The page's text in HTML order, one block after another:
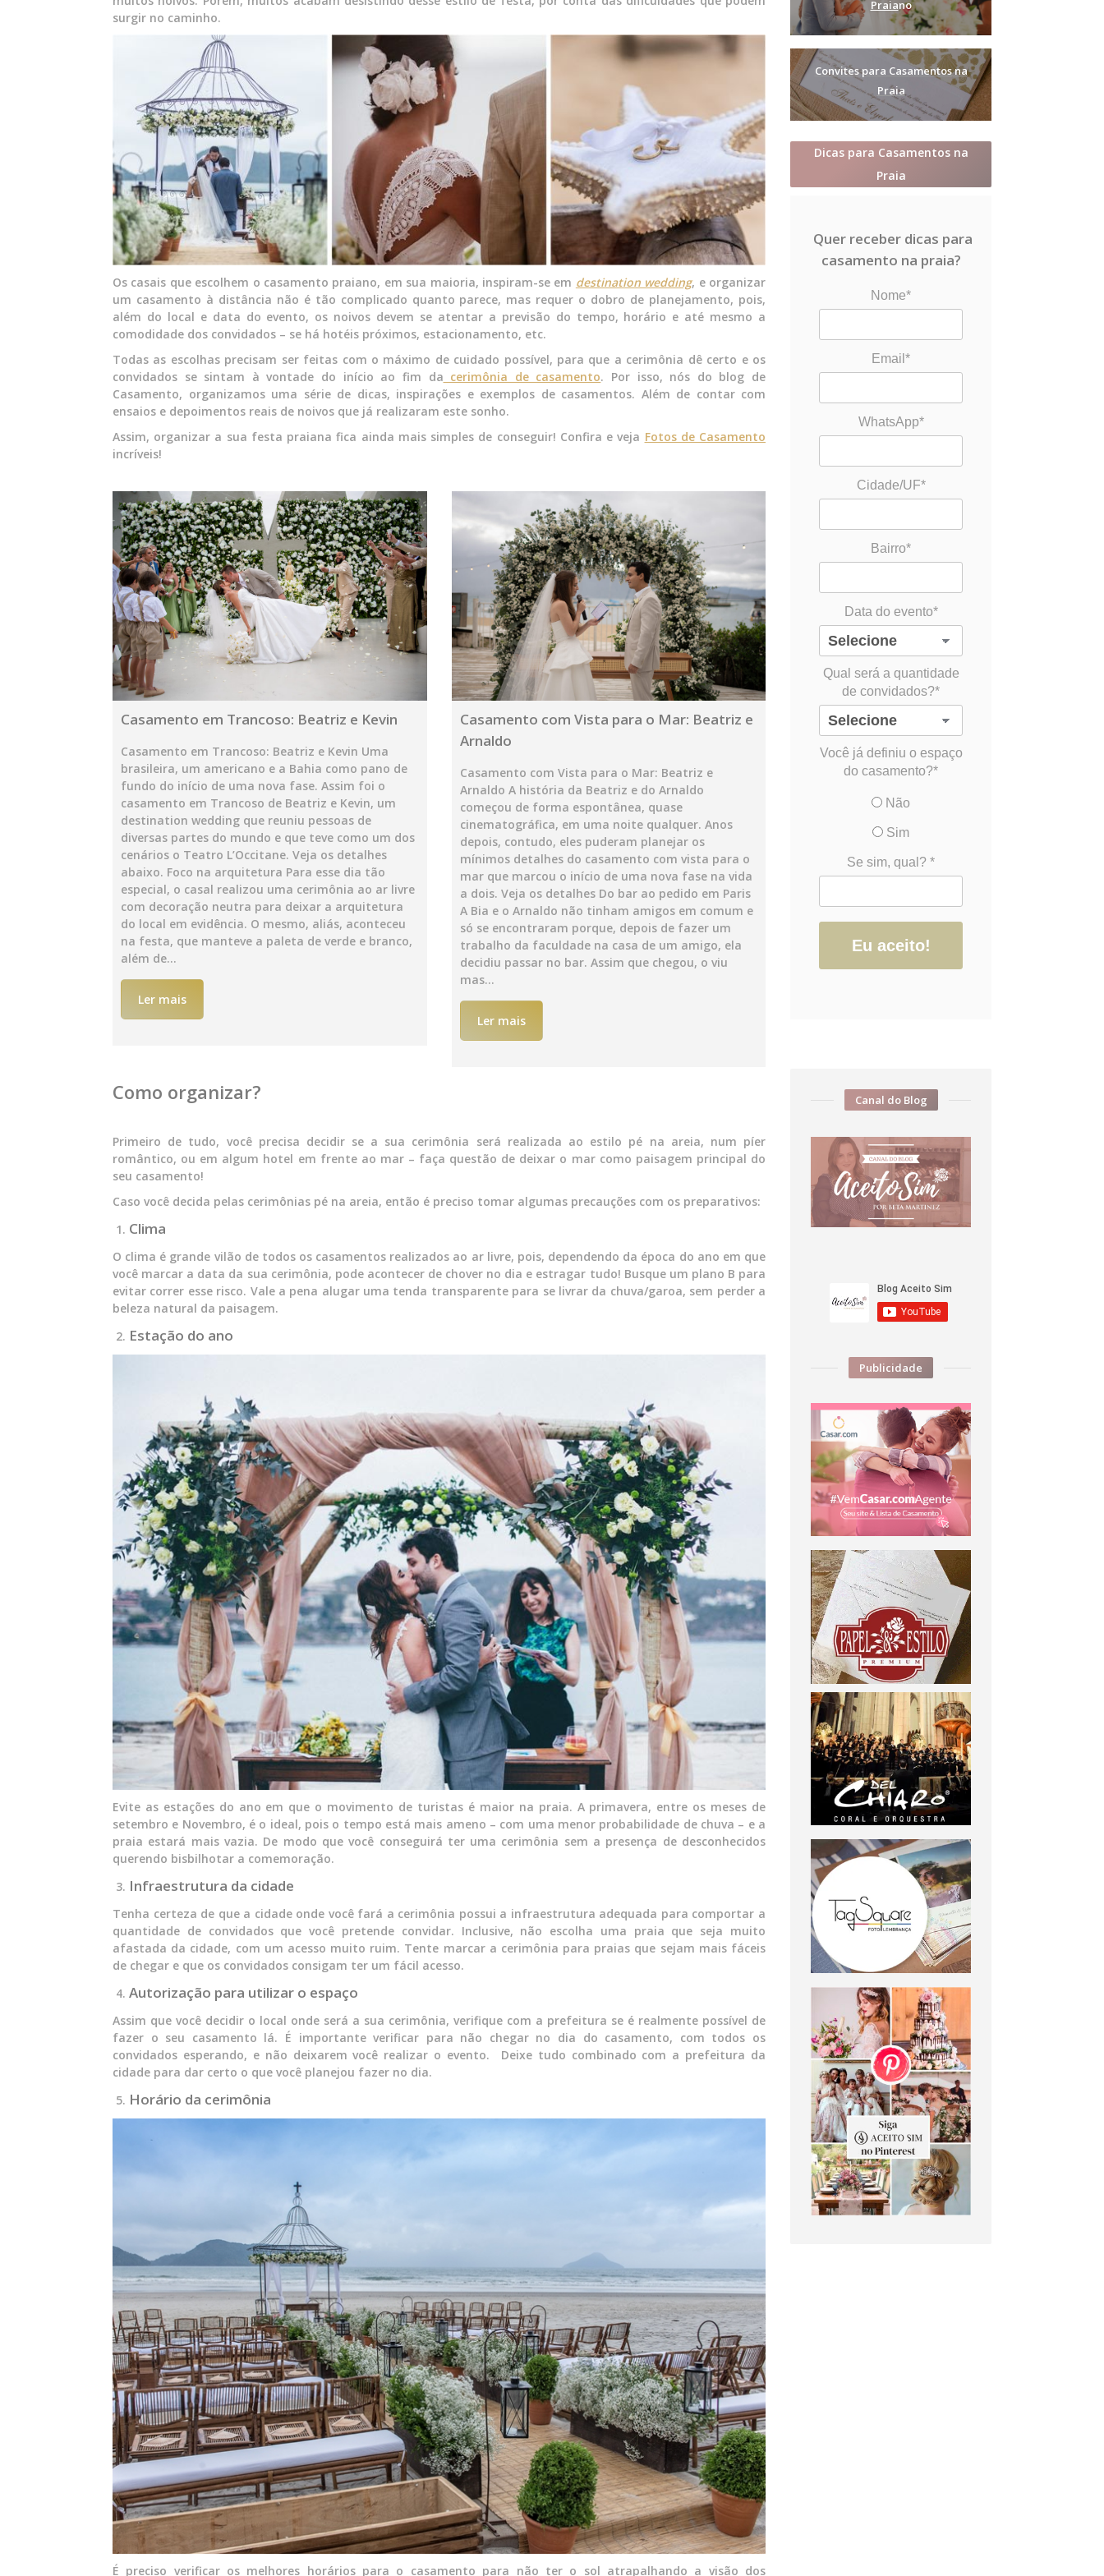
surgir no caminho.
Os casais que escolhem o casamento praiano, em sua maioria, inspiram-se em destination wedding, e organizar
um casamento à distância não é tão complicado quanto parece, mas requer o dobro de planejamento, pois,
além do local e data do evento, os noivos devem se atentar a previsão do tempo, horário e até mesmo a
comodidade dos convidados – se há hotéis próximos, estacionamento, etc.
Todas as escolhas precisam ser feitas com o máximo de cuidado possível, para que a cerimônia dê certo e os
convidados se sintam à vontade do início ao fim da cerimônia de casamento. Por isso, nós do blog de
Casamento, organizamos uma série de dicas, inspirações e exemplos de casamentos. Além de contar com
ensaios e depoimentos reais de noivos que já realizaram este sonho.
Assim, organizar a sua festa praiana fica ainda mais simples de conseguir! Confira e veja Fotos de Casamento
incríveis!
Casamento em Trancoso: Beatriz e Kevin
Casamento em Trancoso: Beatriz e Kevin Uma
brasileira, um americano e a Bahia como pano de
fundo do início de uma nova fase. Assim foi o
casamento em Trancoso de Beatriz e Kevin, um
destination wedding que reuniu pessoas de
diversas partes do mundo e que teve como um dos
cenários o Teatro L’Occitane. Veja os detalhes
abaixo. Foco na arquitetura Para esse dia tão
especial, o casal realizou uma cerimônia ao ar livre
com decoração neutra para deixar a arquitetura
do local em evidência. O mesmo, aliás, aconteceu
na festa, que manteve a paleta de verde e branco,
além de…
Ler mais
Casamento com Vista para o Mar: Beatriz e
Arnaldo
Casamento com Vista para o Mar: Beatriz e
Arnaldo A história da Beatriz e do Arnaldo
começou de forma espontânea, quase
cinematográfica, em uma noite qualquer. Anos
depois, contudo, eles puderam planejar os
mínimos detalhes do casamento com vista para o
mar que marcou o início de uma nova fase na vida
a dois. Veja os detalhes Do bar ao pedido em Paris
A Bia e o Arnaldo não tinham amigos em comum e
só se encontraram porque, depois de fazer um
trabalho da faculdade na casa de um amigo, ela
decidiu passar no bar. Assim que chegou, o viu
mas…
Ler mais
Como organizar?
Primeiro de tudo, você precisa decidir se a sua cerimônia será realizada ao estilo pé na areia, num píer
romântico, ou em algum hotel em frente ao mar – faça questão de deixar o mar como paisagem principal do
seu casamento!
Caso você decida pelas cerimônias pé na areia, então é preciso tomar algumas precauções com os preparativos:
Clima
O clima é grande vilão de todos os casamentos realizados ao ar livre, pois, dependendo da época do ano em que
você marcar a data da sua cerimônia, pode acontecer de chover no dia e estragar tudo! Busque um plano B para
evitar correr esse risco. Vale a pena alugar uma tenda transparente para se livrar da chuva/garoa, sem perder a
beleza natural da paisagem.
Estação do ano
Evite as estações do ano em que o movimento de turistas é maior na praia. A primavera, entre os meses de
setembro e Novembro, é o ideal, pois o tempo está mais ameno – com uma menor probabilidade de chuva – e a
praia estará mais vazia. De modo que você conseguirá ter uma cerimônia sem a presença de desconhecidos
querendo bisbilhotar a comemoração.
Infraestrutura da cidade
Tenha certeza de que a cidade onde você fará a cerimônia possui a infraestrutura adequada para comportar a
quantidade de convidados que você pretende convidar. Inclusive, não escolha uma praia que seja muito
afastada da cidade, com um acesso muito ruim. Tente marcar a cerimônia para praias que sejam mais fáceis
de chegar e que os convidados consigam ter um fácil acesso.
Autorização para utilizar o espaço
Assim que você decidir o local onde será a sua cerimônia, verifique com a prefeitura se é realmente possível de
fazer o seu casamento lá. É importante verificar para não chegar no dia do casamento, com todos os
convidados esperando, e não deixarem você realizar o evento. Deixe tudo combinado com a prefeitura da
cidade para dar certo o que você planejou fazer no dia.
Horário da cerimônia
É preciso verificar os melhores horários para o casamento para não ter o sol atrapalhando a visão dos
Praiano
Convites para Casamentos na
Praia
Dicas para Casamentos na
Praia
Quer receber dicas para
casamento na praia?
Nome*
Email*
WhatsApp*
Cidade/UF*
Bairro*
Data do evento*
Qual será a quantidade
de convidados?*
Você já definiu o espaço
do casamento?*
Não
Sim
Se sim, qual? *
Eu aceito!
Canal do Blog
Publicidade